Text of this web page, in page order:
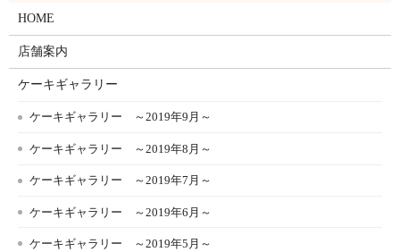
HOME
店舗案内
ケーキギャラリー
ケーキギャラリー ～2019年9月～
ケーキギャラリー ～2019年8月～
ケーキギャラリー ～2019年7月～
ケーキギャラリー ～2019年6月～
ケーキギャラリー ～2019年5月～